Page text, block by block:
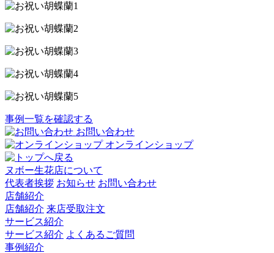
事例一覧を確認する
お問い合わせ
オンラインショップ
ヌボー生花店について
代表者挨拶 お知らせ お問い合わせ
店舗紹介
店舗紹介 来店受取注文
サービス紹介
サービス紹介 よくあるご質問
事例紹介